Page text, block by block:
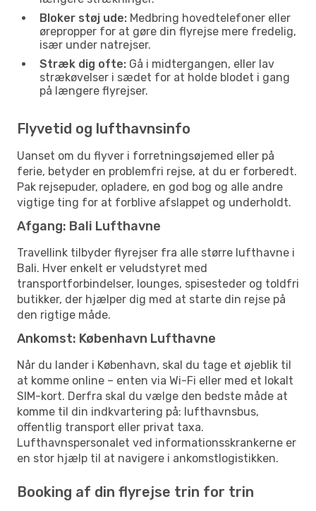
Bloker støj ude: Medbring hovedtelefoner eller
ørepropper for at gøre din flyrejse mere fredelig,
især under natrejser.
Stræk dig ofte: Gå i midtergangen, eller lav
strækøvelser i sædet for at holde blodet i gang
på længere flyrejser.
Flyvetid og lufthavnsinfo
Uanset om du flyver i forretningsøjemed eller på
ferie, betyder en problemfri rejse, at du er forberedt.
Pak rejsepuder, opladere, en god bog og alle andre
vigtige ting for at forblive afslappet og underholdt.
Afgang: Bali Lufthavne
Travellink tilbyder flyrejser fra alle større lufthavne i
Bali. Hver enkelt er veludstyret med
transportforbindelser, lounges, spisesteder og toldfri
butikker, der hjælper dig med at starte din rejse på
den rigtige måde.
Ankomst: København Lufthavne
Når du lander i København, skal du tage et øjeblik til
at komme online – enten via Wi-Fi eller med et lokalt
SIM-kort. Derfra skal du vælge den bedste måde at
komme til din indkvartering på: lufthavnsbus,
offentlig transport eller privat taxa.
Lufthavnspersonalet ved informationsskrankerne er
en stor hjælp til at navigere i ankomstlogistikken.
Booking af din flyrejse trin for trin